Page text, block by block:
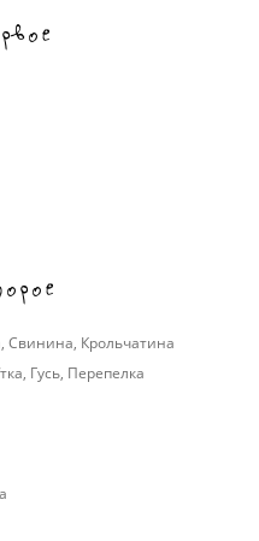
, Свинина, Крольчатина
, Гусь, Перепелка